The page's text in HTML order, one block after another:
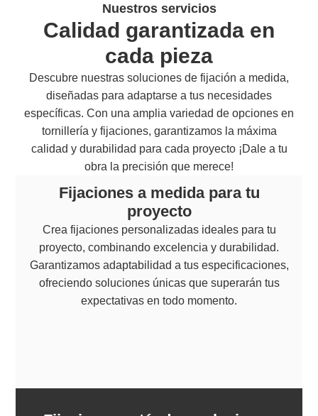
Nuestros servicios
Calidad garantizada en
cada pieza
Descubre nuestras soluciones de fijación a medida,
diseñadas para adaptarse a tus necesidades
específicas. Con una amplia variedad de opciones en
tornillería y fijaciones, garantizamos la máxima
calidad y durabilidad para cada proyecto ¡Dale a tu
obra la precisión que merece!
Fijaciones a medida para tu
proyecto
Crea fijaciones personalizadas ideales para tu
proyecto, combinando excelencia y durabilidad.
Garantizamos adaptabilidad a tus especificaciones,
ofreciendo soluciones únicas que superarán tus
expectativas en todo momento.